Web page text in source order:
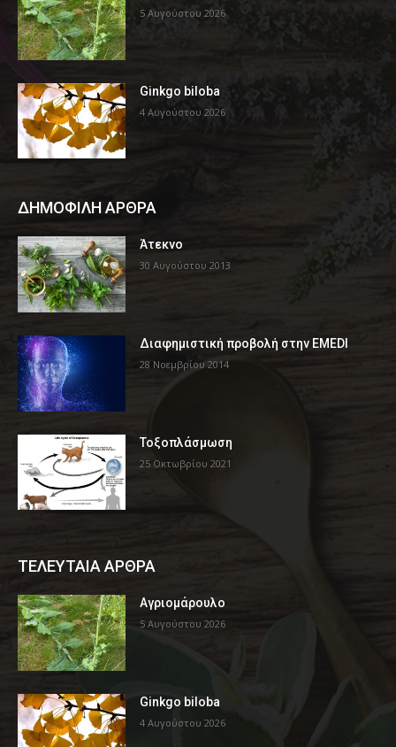
5 Αυγούστου 2026
Ginkgo biloba
4 Αυγούστου 2026
ΔΗΜΟΦΙΛΗ ΑΡΘΡΑ
Άτεκνο
30 Αυγούστου 2013
Διαφημιστική προβολή στην EMEDI
28 Νοεμβρίου 2014
Τοξοπλάσμωση
25 Οκτωβρίου 2021
ΤΕΛΕΥΤΑΙΑ ΑΡΘΡΑ
Αγριομάρουλο
5 Αυγούστου 2026
Ginkgo biloba
4 Αυγούστου 2026